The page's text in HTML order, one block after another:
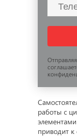
работы с
приводит